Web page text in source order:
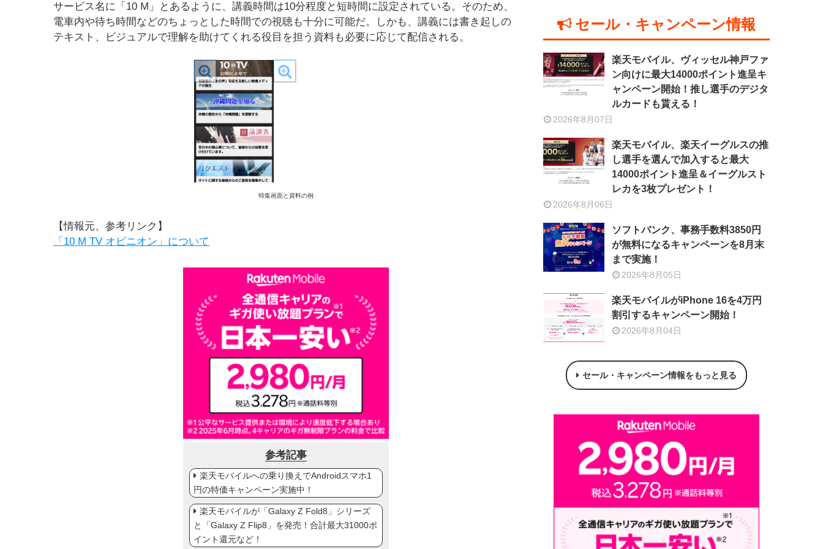
サービス名に「10 M」とあるように、講義時間は10分程度と短時間に設定されている。そのため、
電車内や待ち時間などのちょっとした時間での視聴も十分に可能だ。しかも、講義には書き起しの
テキスト、ビジュアルで理解を助けてくれる役目を担う資料も必要に応じて配信される。
特集画面と資料の例
【情報元、参考リンク】
「10 M TV オピニオン」について
参考記事
楽天モバイルへの乗り換えでAndroidスマホ1
円の特価キャンペーン実施中！
楽天モバイルが「Galaxy Z Fold8」シリーズ
と「Galaxy Z Flip8」を発売！合計最大31000ポ
イント還元など！
セール・キャンペーン情報
楽天モバイル、ヴィッセル神戸ファ
ン向けに最大14000ポイント進呈キ
ャンペーン開始！推し選手のデジタ
ルカードも貰える！
2026年8月07日
楽天モバイル、楽天イーグルスの推
し選手を選んで加入すると最大
14000ポイント進呈＆イーグルスト
レカを3枚プレゼント！
2026年8月06日
ソフトバンク、事務手数料3850円
が無料になるキャンペーンを8月末
まで実施！
2026年8月05日
楽天モバイルがiPhone 16を4万円
割引するキャンペーン開始！
2026年8月04日
セール・キャンペーン情報をもっと見る